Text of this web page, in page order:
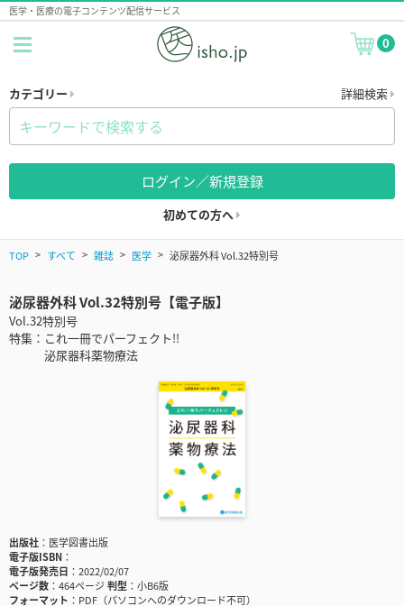
医学・医療の電子コンテンツ配信サービス
0
カテゴリー 詳細検索
ログイン／新規登録
初めての方へ
TOP すべて 雑誌 医学 泌尿器外科 Vol.32特別号
泌尿器外科 Vol.32特別号【電子版】
Vol.32特別号
特集：これ一冊でパーフェクト!!
泌尿器科薬物療法
出版社
医学図書出版
電子版ISBN
電子版発売日
2022/02/07
ページ数
464ページ判型
小B6版
フォーマット
PDF（パソコンへのダウンロード不可）